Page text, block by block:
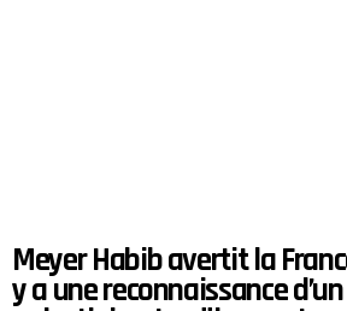
Meyer Habib avertit la
y a une reconnaissance